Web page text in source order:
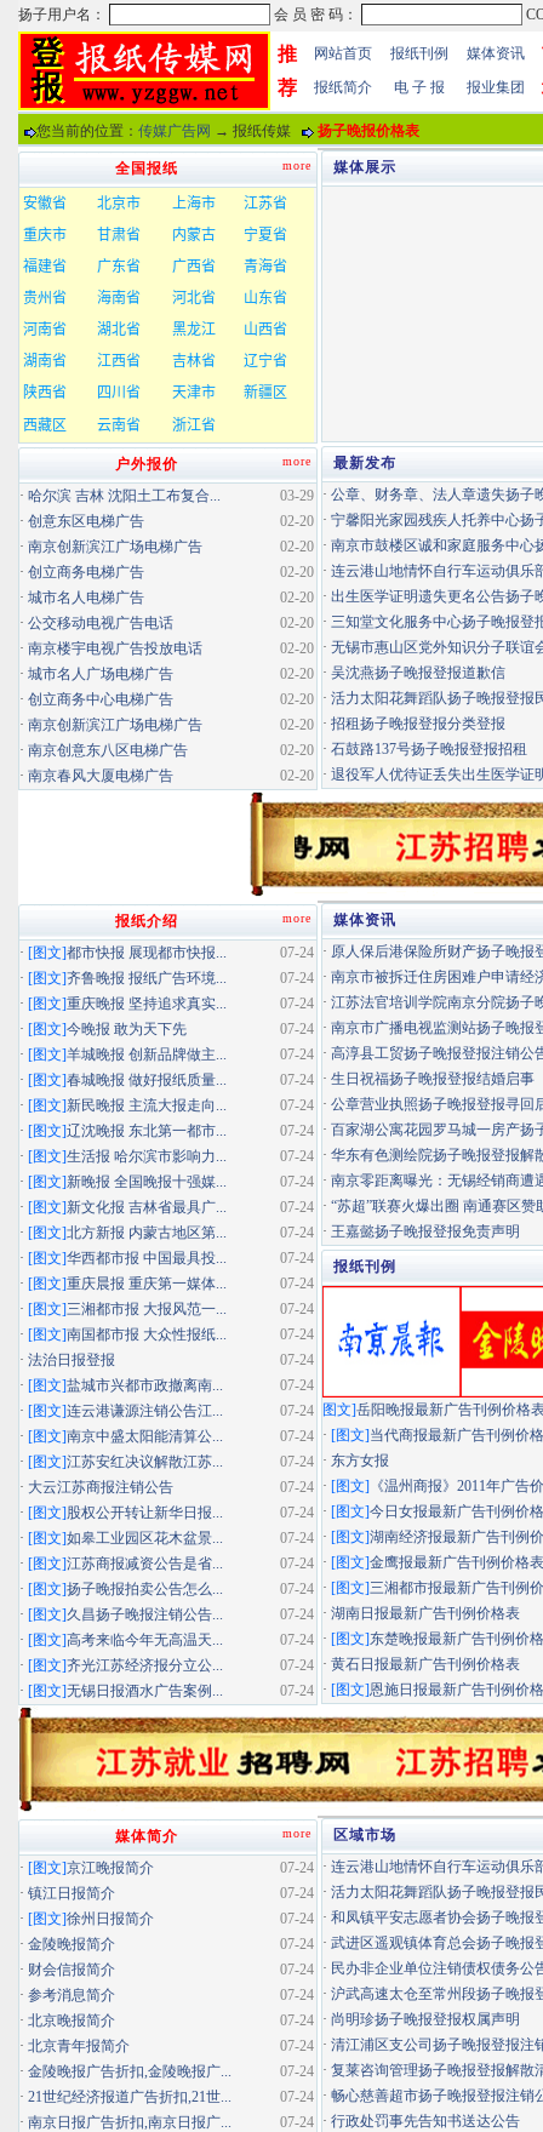
推
荐
网站首页 报纸刊例 媒体资讯
报纸简介 电 子 报 报业集团
您当前的位置： 传媒广告网 → 报纸传媒 扬子晚报价格表
媒体展示
最新发布
· 公章、财务章、法人章遗失扬子
· 宁馨阳光家园残疾人托养中心扬
· 南京市鼓楼区诚和家庭服务中心
· 连云港山地情怀自行车运动俱乐
· 出生医学证明遗失更名公告扬子
· 三知堂文化服务中心扬子晚报登
· 无锡市惠山区党外知识分子联谊
· 吴沈燕扬子晚报登报道歉信
· 活力太阳花舞蹈队扬子晚报登报
· 招租扬子晚报登报分类登报
· 石鼓路137号扬子晚报登报招租
· 退役军人优待证丢失出生医学证
more
全国报纸
more
户外报价
03-29
· 哈尔滨 吉林 沈阳土工布复合...
02-20
· 创意东区电梯广告
02-20
· 南京创新滨江广场电梯广告
02-20
· 创立商务电梯广告
02-20
· 城市名人电梯广告
02-20
· 公交移动电视广告电话
02-20
· 南京楼宇电视广告投放电话
02-20
· 城市名人广场电梯广告
02-20
· 创立商务中心电梯广告
02-20
· 南京创新滨江广场电梯广告
02-20
· 南京创意东八区电梯广告
02-20
· 南京春风大厦电梯广告
媒体资讯
· 原人保后港保险所财产扬子晚报
· 南京市被拆迁住房困难户申请经
· 江苏法官培训学院南京分院扬子
· 南京市广播电视监测站扬子晚报
· 高淳县工贸扬子晚报登报注销公
· 生日祝福扬子晚报登报结婚启事
· 公章营业执照扬子晚报登报寻回
· 百家湖公寓花园罗马城一房产扬
· 华东有色测绘院扬子晚报登报解
· 南京零距离曝光：无锡经销商遭
· “苏超”联赛火爆出圈 南通赛区赞
· 王嘉懿扬子晚报登报免责声明
报纸刊例
图文]岳阳晚报最新广告刊例价格
· [图文]当代商报最新广告刊例价
· 东方女报
· [图文] 《温州商报》2011年广告
· [图文]今日女报最新广告刊例价
· [图文]湖南经济报最新广告刊例
· [图文]金鹰报最新广告刊例价格表
· [图文]三湘都市报最新广告刊例
· 湖南日报最新广告刊例价格表
· [图文]东楚晚报最新广告刊例价
· 黄石日报最新广告刊例价格表
· [图文]恩施日报最新广告刊例价
more
报纸介绍
07-24
· [图文]都市快报 展现都市快报...
07-24
· [图文]齐鲁晚报 报纸广告环境...
07-24
· [图文]重庆晚报 坚持追求真实...
07-24
· [图文]今晚报 敢为天下先
07-24
· [图文]羊城晚报 创新品牌做主...
07-24
· [图文]春城晚报 做好报纸质量...
07-24
· [图文]新民晚报 主流大报走向...
07-24
· [图文]辽沈晚报 东北第一都市...
07-24
· [图文]生活报 哈尔滨市影响力...
07-24
· [图文]新晚报 全国晚报十强媒...
07-24
· [图文]新文化报 吉林省最具广...
07-24
· [图文]北方新报 内蒙古地区第...
07-24
· [图文]华西都市报 中国最具投...
07-24
· [图文]重庆晨报 重庆第一媒体...
07-24
· [图文]三湘都市报 大报风范一...
07-24
· [图文]南国都市报 大众性报纸...
07-24
· 法治日报登报
07-24
· [图文]盐城市兴都市政撤离南...
07-24
· [图文]连云港谦源注销公告江...
07-24
· [图文]南京中盛太阳能清算公...
07-24
· [图文]江苏安红决议解散江苏...
07-24
· 大云江苏商报注销公告
07-24
· [图文]股权公开转让新华日报...
07-24
· [图文]如皋工业园区花木盆景...
07-24
· [图文]江苏商报减资公告是省...
07-24
· [图文]扬子晚报拍卖公告怎么...
07-24
· [图文]久昌扬子晚报注销公告...
07-24
· [图文]高考来临今年无高温天...
07-24
· [图文]齐光江苏经济报分立公...
07-24
· [图文]无锡日报酒水广告案例...
区域市场
· 连云港山地情怀自行车运动俱乐
· 活力太阳花舞蹈队扬子晚报登报
· 和凤镇平安志愿者协会扬子晚报
· 武进区遥观镇体育总会扬子晚报
· 民办非企业单位注销债权债务公
· 沪武高速太仓至常州段扬子晚报
· 尚明珍扬子晚报登报权属声明
· 清江浦区支公司扬子晚报登报注
· 复莱咨询管理扬子晚报登报解散
· 畅心慈善超市扬子晚报登报注销
· 行政处罚事先告知书送达公告
more
媒体简介
07-24
· [图文]京江晚报简介
07-24
· 镇江日报简介
07-24
· [图文]徐州日报简介
07-24
· 金陵晚报简介
07-24
· 财会信报简介
07-24
· 参考消息简介
07-24
· 北京晚报简介
07-24
· 北京青年报简介
07-24
· 金陵晚报广告折扣,金陵晚报广...
07-24
· 21世纪经济报道广告折扣,21世...
07-24
· 南京日报广告折扣,南京日报广...